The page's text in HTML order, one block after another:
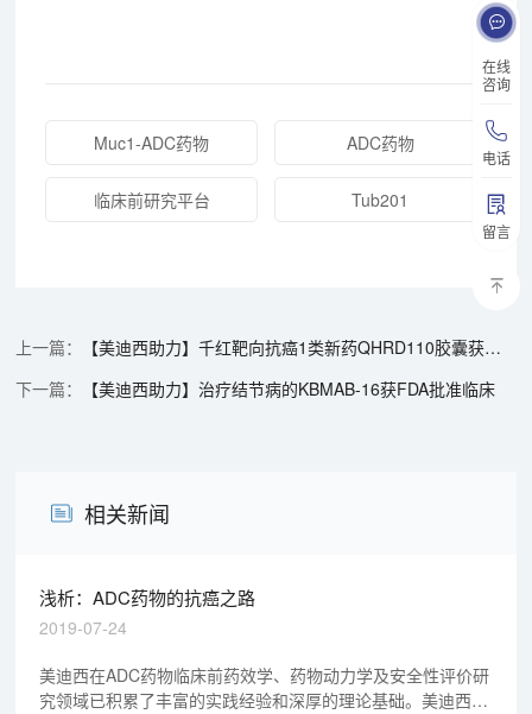
在线
咨询
电话
留言
Muc1-ADC药物 ADC药物
临床前研究平台 Tub201
【美迪西助力】千红靶向抗癌1类新药QHRD110胶囊获批临床
【美迪西助力】治疗结节病的KBMAB-16获FDA批准临床
相关新闻
浅析：ADC药物的抗癌之路
2019-07-24
美迪西在ADC药物临床前药效学、药物动力学及安全性评价研
究领域已积累了丰富的实践经验和深厚的理论基础。美迪西有